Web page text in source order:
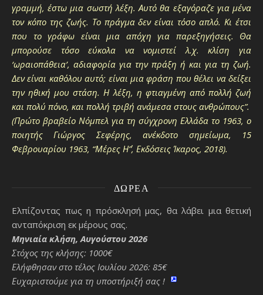
γραμμή, έστω μια σωστή λέξη. Αυτό θα εξαγόραζε για μένα
τον κόπο της ζωής. Το πράγμα δεν είναι τόσο απλό. Κι έτσι
που το γράφω είναι μια απόχη για παρεξηγήσεις. Θα
μπορούσε τόσο εύκολα να νομιστεί λ.χ. κλίση για
‘ωραιοπάθεια’, αδιαφορία για την πράξη ή και για τη ζωή.
Δεν είναι καθόλου αυτό; είναι μια φράση που θέλει να δείξει
την ηθική μου στάση. Η λέξη, η φτιαγμένη από πολλή ζωή
και πολύ πόνο, και πολλή τριβή ανάμεσα στους ανθρώπους”.
(Πρώτο βραβείο Νόμπελ για τη σύγχρονη Ελλάδα το 1963, ο
ποιητής Γιώργος Σεφέρης, ανέκδοτο σημείωμα, 15
Φεβρουαρίου 1963, “Μέρες Η΄”, Εκδόσεις Ίκαρος, 2018).
ΔΩΡΕΆ
Ελπίζοντας πως η πρόσκλησή μας, θα λάβει μια θετική
ανταπόκριση εκ μέρους σας.
Μηνιαία κλήση, Αυγούστου 2026
Στόχος της κλήσης: 1000€
Ελήφθησαν στο τέλος Ιουλίου 2026: 85€
Ευχαριστούμε για τη υποστήριξή σας !